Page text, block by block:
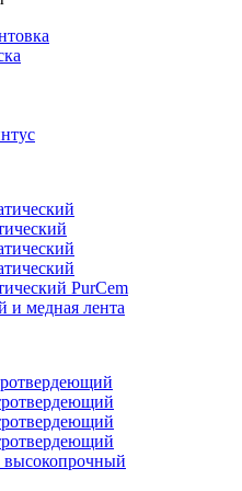
PurCem
и медная лента
высокопрочный